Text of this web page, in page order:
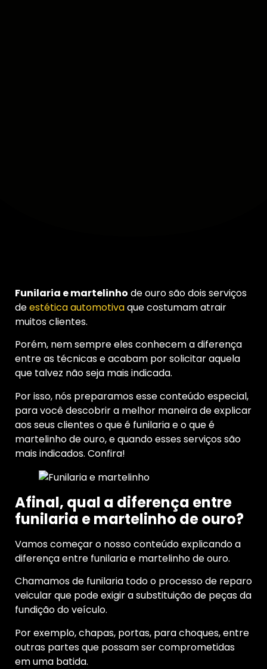
Funilaria e martelinho de ouro são dois serviços
deestética automotivaque costumam atrair
muitos clientes.
Porém, nem sempre eles conhecem a diferença
entre as técnicas e acabam por solicitar aquela
que talvez não seja mais indicada.
Por isso, nós preparamos esse conteúdo especial,
para você descobrir a melhor maneira de explicar
aos seus clientes o que é funilaria e o que é
martelinho de ouro, e quando esses serviços são
mais indicados. Confira!
Afinal, qual a diferença entre
funilaria e martelinho de ouro?
Vamos começar o nosso conteúdo explicando a
diferença entre funilaria e martelinho de ouro.
Chamamos de funilaria todo o processo de reparo
veicular que pode exigir a substituição de peças da
fundição do veículo.
Por exemplo, chapas, portas, para choques, entre
outras partes que possam ser comprometidas
em uma batida.